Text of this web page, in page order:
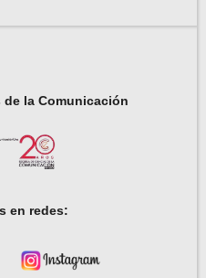
de la Comunicación
en redes: